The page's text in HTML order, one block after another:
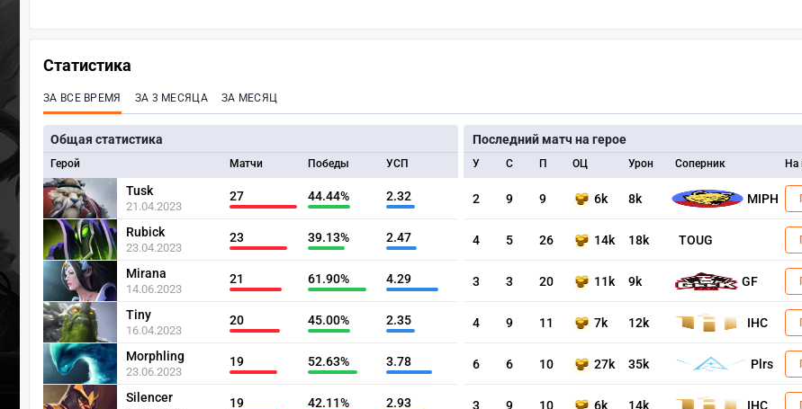
Статистика
ЗА ВСЕ ВРЕМЯ ЗА 3 МЕСЯЦА ЗА МЕСЯЦ
Общая статистика
Герой Матчи Победы УСП
Tusk
21.04.2023
27 44.44% 2.32
Rubick
23.04.2023
23 39.13% 2.47
Mirana
14.06.2023
21 61.90% 4.29
Tiny
16.04.2023
20 45.00% 2.35
Morphling
23.06.2023
19 52.63% 3.78
Silencer 19 42.11% 2.93
Последний матч на герое
У С П ОЦ Урон Соперник На
2 9 9 6k 8k MIPH
4 5 26 14k 18k TOUG
3 3 20 11k 9k GF
4 9 11 7k 12k IHC
6 6 10 27k 35k Plrs
3 9 10 6k 14k IHC